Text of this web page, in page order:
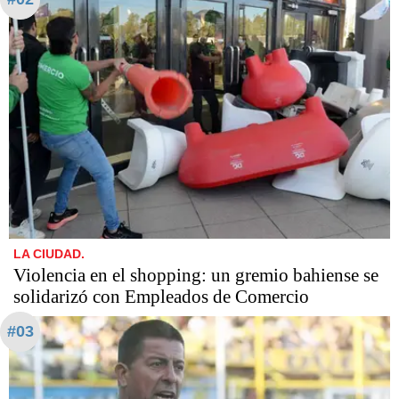
LA CIUDAD.
Violencia en el shopping: un gremio bahiense se
solidarizó con Empleados de Comercio
#03